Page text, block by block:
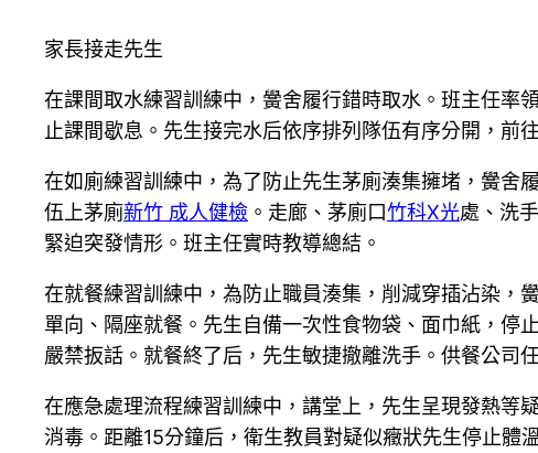
家長接走先生
在課間取水練習訓練中，黌舍履行錯時取水。班主任率
止課間歇息。先生接完水后依序排列隊伍有序分開，前
在如廁練習訓練中，為了防止先生茅廁湊集擁堵，黌舍
伍上茅廁新竹 成人健檢 。走廊、茅廁口竹科X光處、洗
緊迫突發情形。班主任實時教導總結。
在就餐練習訓練中，為防止職員湊集，削減穿插沾染，
單向、隔座就餐。先生自備一次性食物袋、面巾紙，停
嚴禁扳話。就餐終了后，先生敏捷撤離洗手。供餐公司
在應急處理流程練習訓練中，講堂上，先生呈現發熱等
消毒。距離15分鐘后，衛生教員對疑似癥狀先生停止體